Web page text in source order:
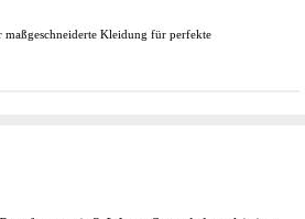
Kleidung für perfekte